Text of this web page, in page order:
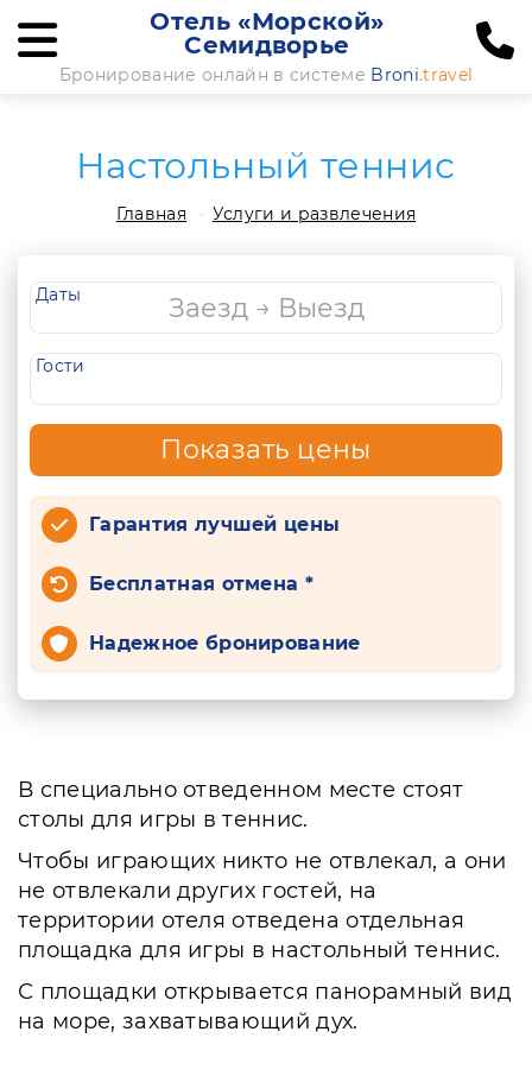
Отель «Морской»
Семидворье
Бронирование онлайн в системе Broni.travel
Настольный теннис
Главная Услуги и развлечения
Даты
Гости
Показать цены
Гарантия лучшей цены
Бесплатная отмена *
Надежное бронирование
В специально отведенном месте стоят
столы для игры в теннис.
Чтобы играющих никто не отвлекал, а они
не отвлекали других гостей, на
территории отеля отведена отдельная
площадка для игры в настольный теннис.
С площадки открывается панорамный вид
на море, захватывающий дух.